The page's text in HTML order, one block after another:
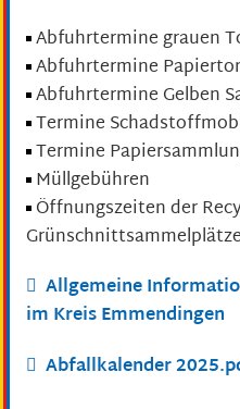
Abfuhrtermine grauen
Abfuhrtermine
Abfuhrtermine Gelben
Termine
Termine
Müllgebühren
Öffnungszeiten der
Grünschnittsammelplätze
Allgemeine
im Kreis Emmendingen
Abfallkalender